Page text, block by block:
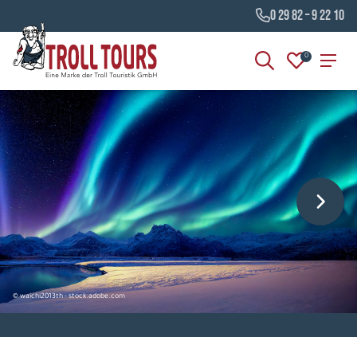
0 29 82 – 9 22 10
0
© waichi2013th - stock.adobe.com